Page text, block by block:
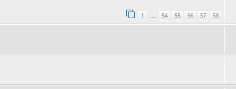
1 … 54 55 56 57 58